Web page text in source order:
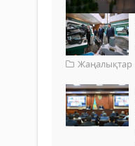
Жаңалықтар